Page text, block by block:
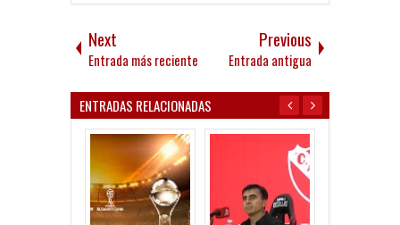
Next
Entrada más reciente
Previous
Entrada antigua
ENTRADAS RELACIONADAS